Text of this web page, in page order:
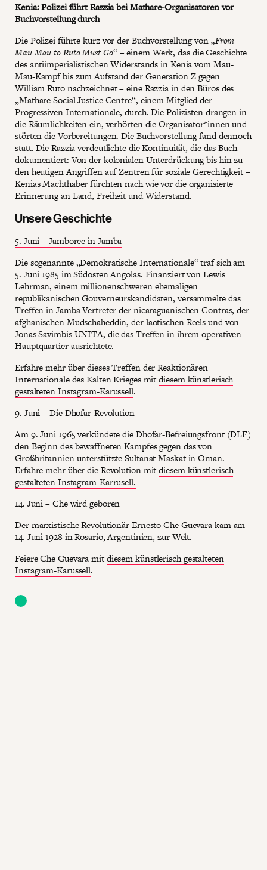
Kenia: Polizei führt Razzia bei Mathare-Organisatoren vor
Buchvorstellung durch
Die Polizei führte kurz vor der Buchvorstellung von„From
Mau Mau to Ruto Must Go“ – einem Werk, das die Geschichte
des antiimperialistischen Widerstands in Kenia vom Mau-
Mau-Kampf bis zum Aufstand der Generation Z gegen
William Ruto nachzeichnet – eine Razzia in den Büros des
„Mathare Social Justice Centre“, einem Mitglied der
Progressiven Internationale, durch. Die Polizisten drangen in
die Räumlichkeiten ein, verhörten die Organisator*innen und
störten die Vorbereitungen. Die Buchvorstellung fand dennoch
statt. Die Razzia verdeutlichte die Kontinuität, die das Buch
dokumentiert: Von der kolonialen Unterdrückung bis hin zu
den heutigen Angriffen auf Zentren für soziale Gerechtigkeit –
Kenias Machthaber fürchten nach wie vor die organisierte
Erinnerung an Land, Freiheit und Widerstand.
Unsere Geschichte
5. Juni – Jamboree in Jamba
Die sogenannte „Demokratische Internationale“ traf sich am
5. Juni 1985 im Südosten Angolas. Finanziert von Lewis
Lehrman, einem millionenschweren ehemaligen
republikanischen Gouverneurskandidaten, versammelte das
Treffen in Jamba Vertreter der nicaraguanischen Contras, der
afghanischen Mudschaheddin, der laotischen Reels und von
Jonas Savimbis UNITA, die das Treffen in ihrem operativen
Hauptquartier ausrichtete.
Erfahre mehr über dieses Treffen der Reaktionären
Internationale des Kalten Krieges mitdiesem künstlerisch
gestalteten Instagram-Karussell.
9. Juni – Die Dhofar-Revolution
Am 9. Juni 1965 verkündete die Dhofar-Befreiungsfront (DLF)
den Beginn des bewaffneten Kampfes gegen das von
Großbritannien unterstützte Sultanat Maskat in Oman.
Erfahre mehr über die Revolution mitdiesem künstlerisch
gestalteten Instagram-Karrusell.
14. Juni – Che wird geboren
Der marxistische Revolutionär Ernesto Che Guevara kam am
14. Juni 1928 in Rosario, Argentinien, zur Welt.
Feiere Che Guevara mitdiesem künstlerisch gestalteten
Instagram-Karussell.